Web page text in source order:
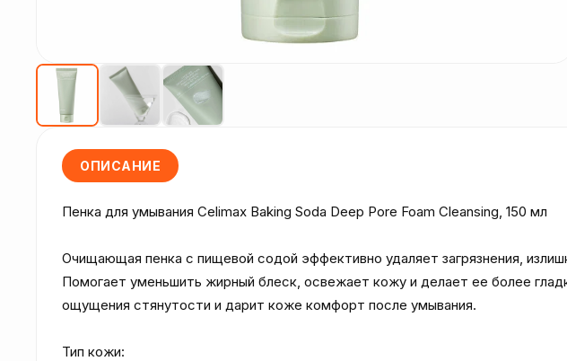
ОПИСАНИЕ
Пенка для умывания Celimax Baking Soda Deep Pore Foam Cleansing, 150 мл
Очищающая пенка с пищевой содой эффективно удаляет загрязнения,
Помогает уменьшить жирный блеск, освежает кожу и делает ее более
ощущения стянутости и дарит коже комфорт после умывания.
Тип кожи: